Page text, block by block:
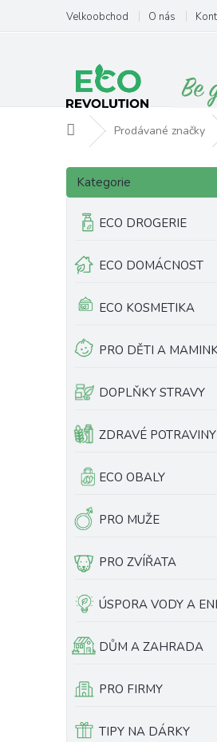
obsah
Velkoobchod O nás
Domů Prodávané značky
P
s
n
n
Přeskočit
kategorie
Kategorie
ECO DROGERIE
ECO DOMÁCNOST
ECO KOSMETIKA
PRO DĚTI A
DOPLŇKY STRAVY
ZDRAVÉ POTRAVINY
ECO OBALY
PRO MUŽE
PRO ZVÍŘATA
ÚSPORA VODY A
DŮM A ZAHRADA
PRO FIRMY
TIPY NA DÁRKY